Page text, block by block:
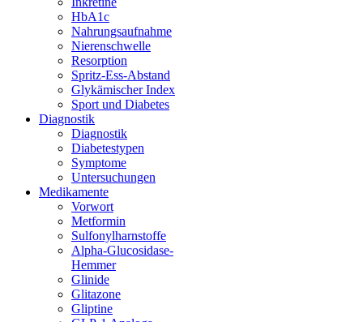
HbA1c
Nahrungsaufnahme
Nierenschwelle
Resorption
Spritz-Ess-Abstand
Glykämischer Index
Sport und Diabetes
Diagnostik
Diagnostik
Diabetestypen
Symptome
Untersuchungen
Medikamente
Vorwort
Metformin
Sulfonylharnstoffe
Alpha-Glucosidase-
Hemmer
Glinide
Glitazone
Gliptine